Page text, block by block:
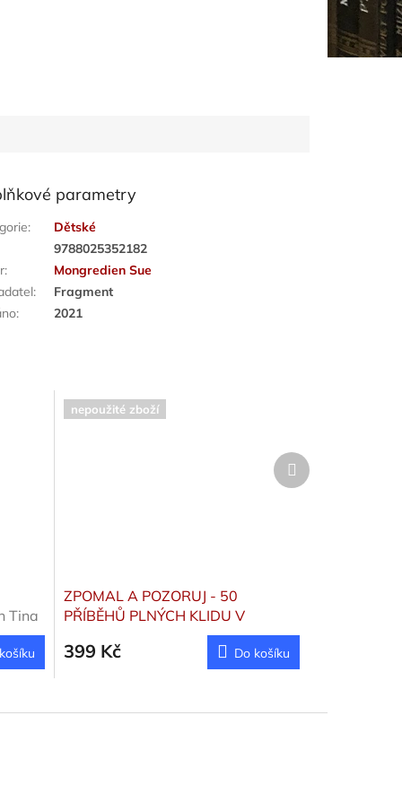
parametry
:
Dětské
9788025352182
:
Mongredien Sue
:
Fragment
: 2021
Tina
nepoužité zboží
ZPOMAL A POZORUJ - 50
PŘÍBĚHŮ PLNÝCH KLIDU V
USPĚCHANÉM SVĚTĚ
399 Kč Do košíku
Další
produkt